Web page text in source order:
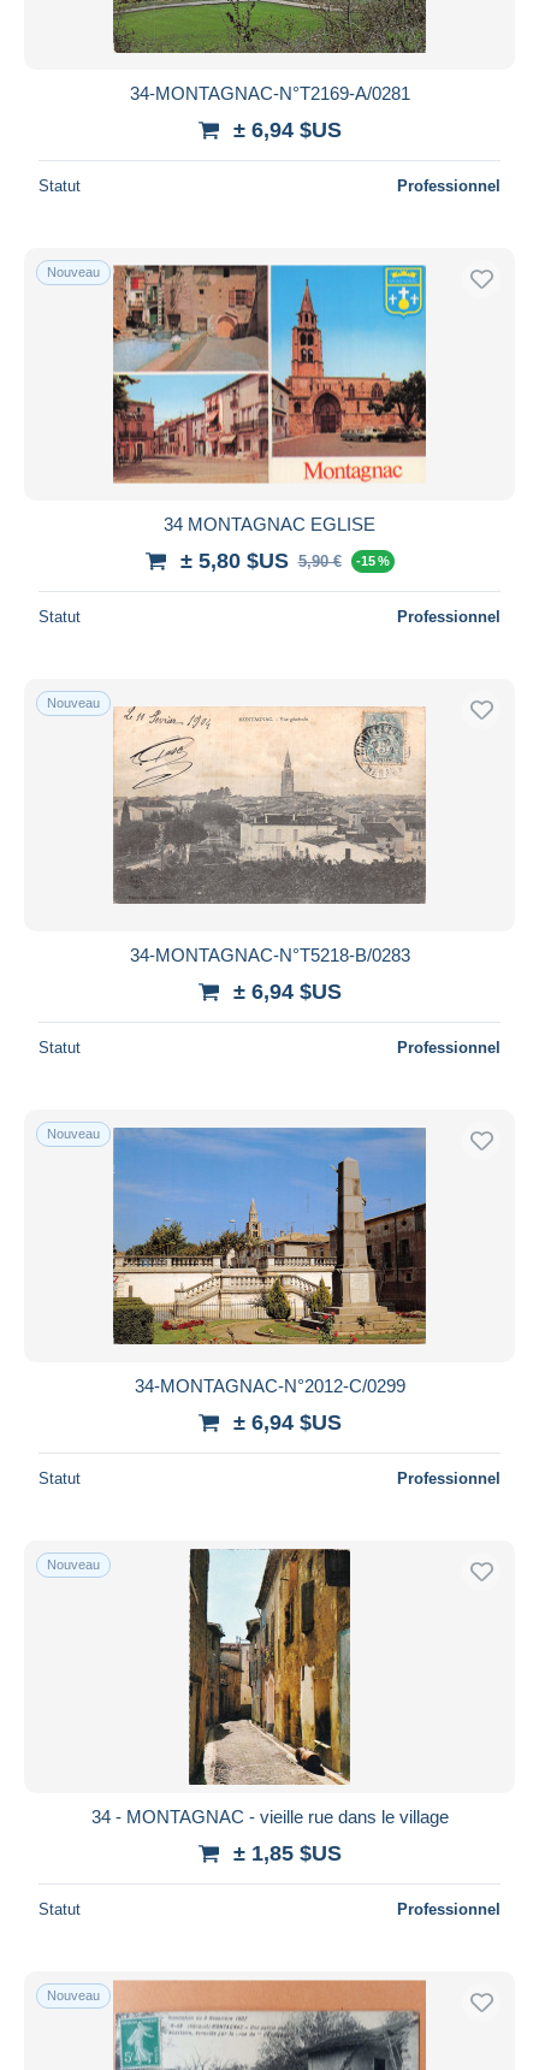
34-MONTAGNAC-N°T2169-A/0281
± 6,94 $US
Statut Professionnel
Nouveau
34 MONTAGNAC EGLISE
± 5,80 $US 5,90 € -15 %
Statut Professionnel
Nouveau
34-MONTAGNAC-N°T5218-B/0283
± 6,94 $US
Statut Professionnel
Nouveau
34-MONTAGNAC-N°2012-C/0299
± 6,94 $US
Statut Professionnel
Nouveau
34 - MONTAGNAC - vieille rue dans le village
± 1,85 $US
Statut Professionnel
Nouveau